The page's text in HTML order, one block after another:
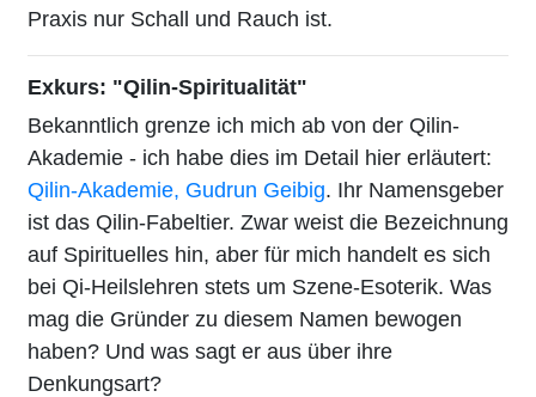
Praxis nur Schall und Rauch ist.
Exkurs: "Qilin-Spiritualität"
Bekanntlich grenze ich mich ab von der Qilin-
Akademie - ich habe dies im Detail hier erläutert:
Qilin-Akademie, Gudrun Geibig. Ihr Namensgeber
ist das Qilin-Fabeltier. Zwar weist die Bezeichnung
auf Spirituelles hin, aber für mich handelt es sich
bei Qi-Heilslehren stets um Szene-Esoterik. Was
mag die Gründer zu diesem Namen bewogen
haben? Und was sagt er aus über ihre
Denkungsart?